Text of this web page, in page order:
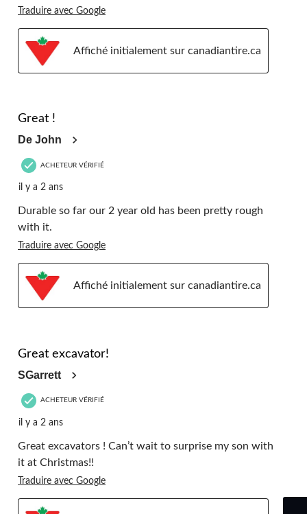
Traduire avec Google
Affiché initialement sur canadiantire.ca
Great !
De John
ACHETEUR VÉRIFIÉ
il y a 2 ans
Durable so far our 2 year old has been pretty rough
with it.
Traduire avec Google
Affiché initialement sur canadiantire.ca
Great excavator!
SGarrett
ACHETEUR VÉRIFIÉ
il y a 2 ans
Great excavators ! Can’t wait to surprise my son with
it at Christmas!!
Traduire avec Google